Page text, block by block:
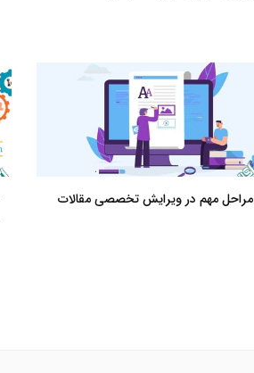
مراحل مهم در ویرایش تخصصی‌ مقالات